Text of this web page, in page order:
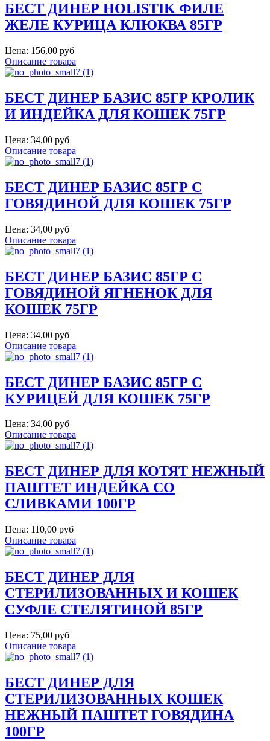
БЕСТ ДИНЕР HOLISTIK ФИЛЕ
ЖЕЛЕ КУРИЦА КЛЮКВА 85ГР
Цена: 156,00 руб
Описание товара
БЕСТ ДИНЕР БАЗИС 85ГР КРОЛИК
И ИНДЕЙКА ДЛЯ КОШЕК 75ГР
Цена: 34,00 руб
Описание товара
БЕСТ ДИНЕР БАЗИС 85ГР С
ГОВЯДИНОЙ ДЛЯ КОШЕК 75ГР
Цена: 34,00 руб
Описание товара
БЕСТ ДИНЕР БАЗИС 85ГР С
ГОВЯДИНОЙ ЯГНЕНОК ДЛЯ
КОШЕК 75ГР
Цена: 34,00 руб
Описание товара
БЕСТ ДИНЕР БАЗИС 85ГР С
КУРИЦЕЙ ДЛЯ КОШЕК 75ГР
Цена: 34,00 руб
Описание товара
БЕСТ ДИНЕР ДЛЯ КОТЯТ НЕЖНЫЙ
ПАШТЕТ ИНДЕЙКА СО
СЛИВКАМИ 100ГР
Цена: 110,00 руб
Описание товара
БЕСТ ДИНЕР ДЛЯ
СТЕРИЛИЗОВАННЫХ И КОШЕК
СУФЛЕ СТЕЛЯТИНОЙ 85ГР
Цена: 75,00 руб
Описание товара
БЕСТ ДИНЕР ДЛЯ
СТЕРИЛИЗОВАННЫХ КОШЕК
НЕЖНЫЙ ПАШТЕТ ГОВЯДИНА
100ГР